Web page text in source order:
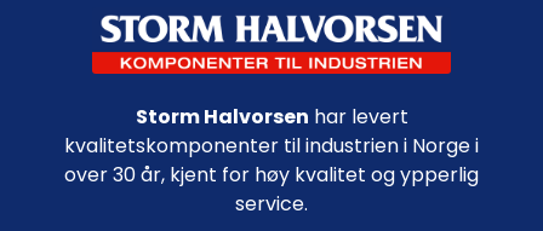
Footer navigation
Storm Halvorsen har levert
kvalitetskomponenter til industrien i Norge i
over 30 år, kjent for høy kvalitet og ypperlig
service.